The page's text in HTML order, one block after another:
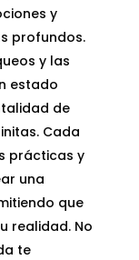
y
profundos.
y las
estado
de
Cada
prácticas y
una
que
realidad. No
te